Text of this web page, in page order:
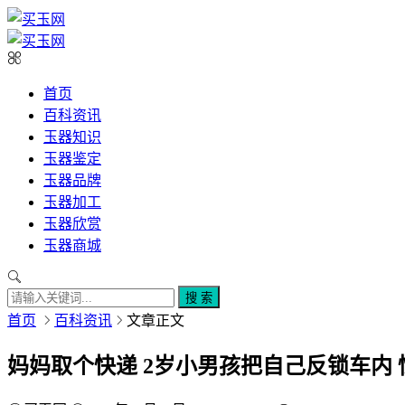
首页
百科资讯
玉器知识
玉器鉴定
玉器品牌
玉器加工
玉器欣赏
玉器商城
搜 索
首页 百科资讯 文章正文
妈妈取个快递 2岁小男孩把自己反锁车内